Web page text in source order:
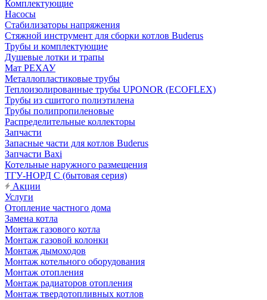
Комплектующие
Насосы
Стабилизаторы напряжения
Стяжной инструмент для сборки котлов Buderus
Трубы и комплектующие
Душевые лотки и трапы
Мат РЕХАУ
Металлопластиковые трубы
Теплоизолированные трубы UPONOR (ECOFLEX)
Трубы из сшитого полиэтилена
Трубы полипропиленовые
Распределительные коллекторы
Запчасти
Запасные части для котлов Buderus
Запчасти Baxi
Котельные наружного размещения
ТГУ-НОРД С (бытовая серия)
Акции
Услуги
Отопление частного дома
Замена котла
Монтаж газового котла
Монтаж газовой колонки
Монтаж дымоходов
Монтаж котельного оборудования
Монтаж отопления
Монтаж радиаторов отопления
Монтаж твердотопливных котлов